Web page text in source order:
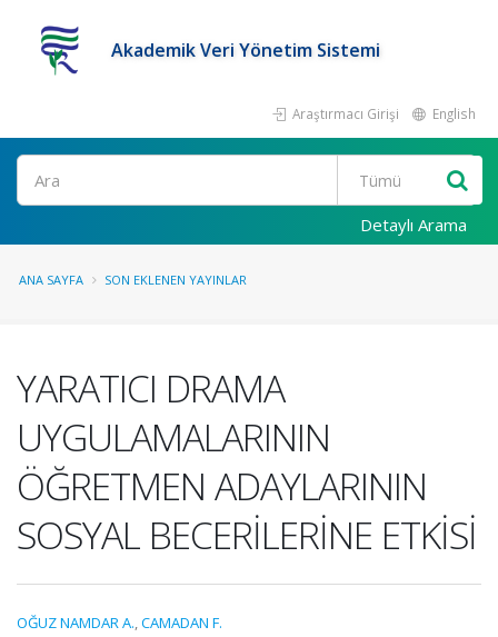
Akademik Veri Yönetim Sistemi
Araştırmacı Girişi English
Ara
Detaylı Arama
ANA SAYFA SON EKLENEN YAYINLAR
YARATICI DRAMA
UYGULAMALARININ
ÖĞRETMEN ADAYLARININ
SOSYAL BECERİLERİNE ETKİSİ
OĞUZ NAMDAR A.,CAMADAN F.